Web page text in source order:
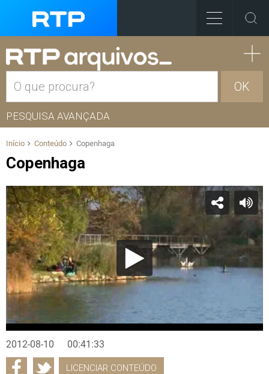
OK
PESQUISA AVANÇADA
Início Conteúdo Copenhaga
Copenhaga
2012-08-10 00:41:33
LICENCIAR CONTEÚDO